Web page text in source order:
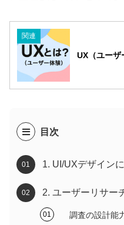
関連
UX（ユーザ
目次
1. UI/UXデザイン
2. ユーザーリサー
調査の設計能